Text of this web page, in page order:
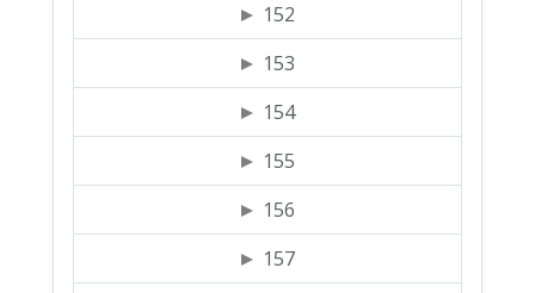
152
153
154
155
156
157